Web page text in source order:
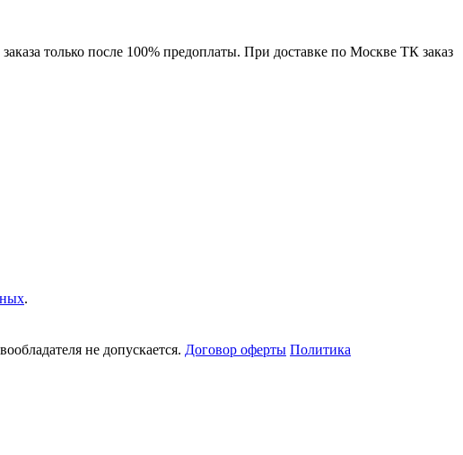
только после 100% предоплаты. При доставке по Москве ТК заказ
.
не допускается. Договор оферты Политика